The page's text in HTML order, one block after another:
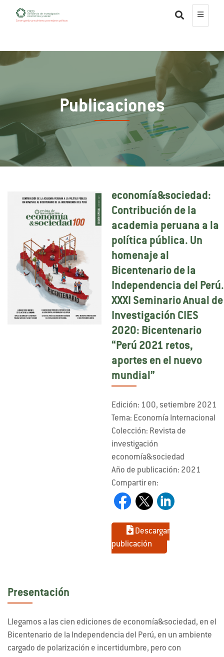
Publicaciones
economía&sociedad:
Contribución de la
academia peruana a la
política pública. Un
homenaje al
Bicentenario de la
Independencia del Perú.
XXXI Seminario Anual de
Investigación CIES
2020: Bicentenario
“Perú 2021 retos,
aportes en el nuevo
mundial”
Edición: 100, setiembre 2021
Tema: Economía Internacional
Colección: Revista de
investigación
economía&sociedad
Año de publicación: 2021
Compartir en:
Descargar
publicación
Presentación
Llegamos a las cien ediciones de economía&sociedad, en el
Bicentenario de la Independencia del Perú, en un ambiente
cargado de polarización e incertidumbre, pero con